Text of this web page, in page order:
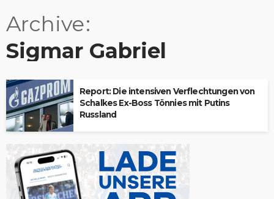
Archive
Sigmar Gabriel
Report: Die intensiven Verflechtungen von
Schalkes Ex-Boss Tönnies mit Putins
Russland